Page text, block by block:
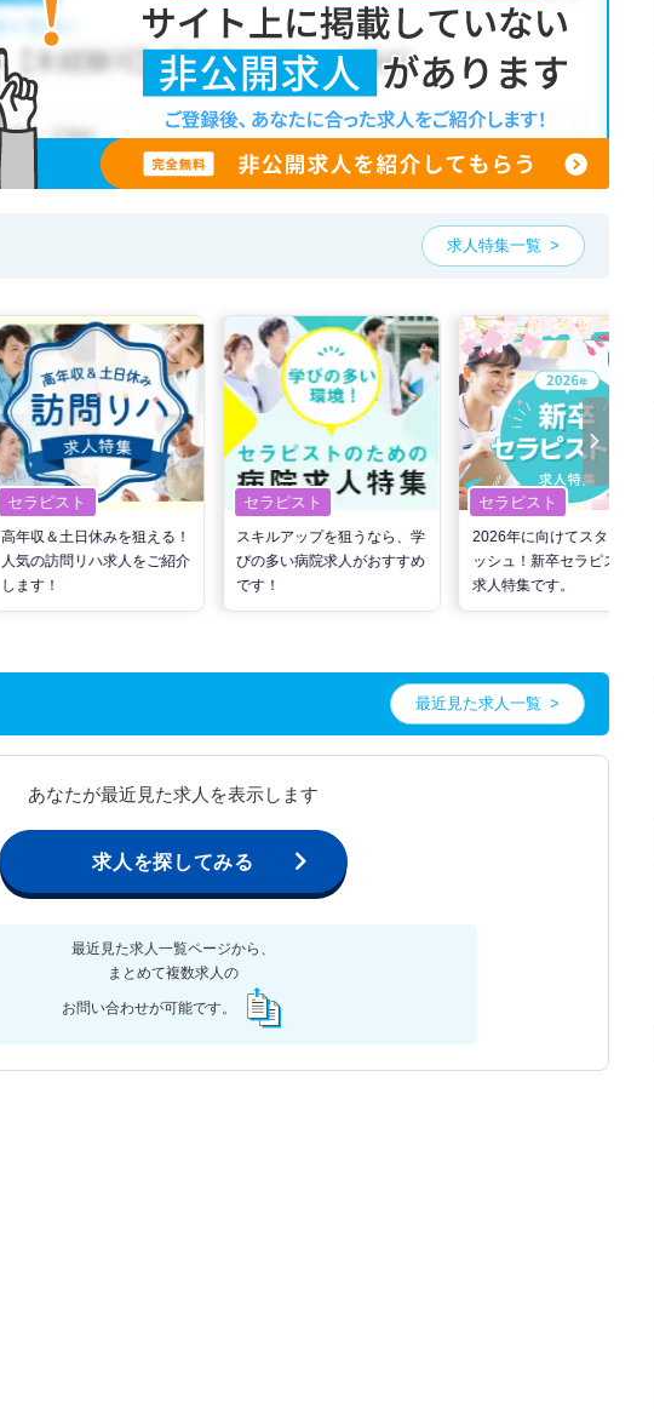
求人特集一覧
セラピスト
高年収＆土日休みを狙える！
人気の訪問リハ求人をご紹介
します！
セラピスト
スキルアップを狙うなら、学
びの多い病院求人がおすすめ
です！
セラピスト
2026年に向けてスタートダ
ッシュ！新卒セラピスト向け
求人特集です。
最近見た求人一覧
あなたが最近見た求人を表示します
求人を探してみる
最近見た求人一覧ページから、
まとめて複数求人の
お問い合わせが可能です。